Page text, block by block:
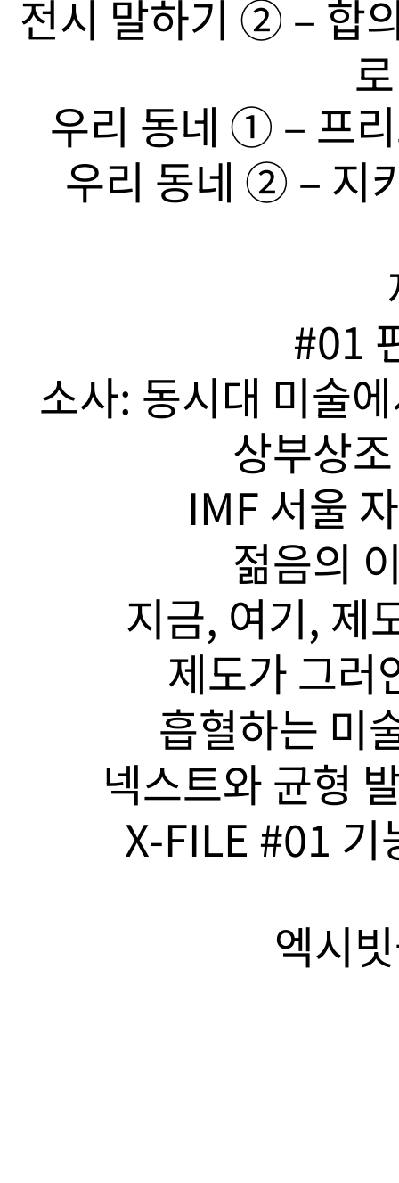
전시 말하기 ➁ – 합
우리 동네 ➀ – 프
우리 동네 ➁ – 지
#01
소사: 동시대 미술
상부상
IMF 서울
젊음의
지금, 여기, 제
제도가 그러
흡혈하는 미
넥스트와 균형
X-FILE #01 기
엑시